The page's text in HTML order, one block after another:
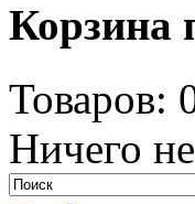
Корзина
Товаров:
Ничего